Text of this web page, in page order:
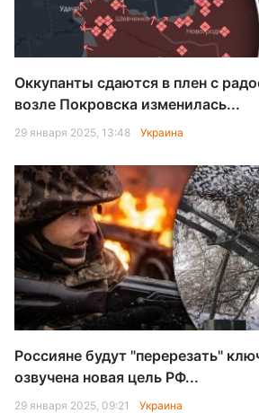
Оккупанты сдаются в плен с
возле Покровска изменилась...
29 января 2025, 13:48 Украина
Россияне будут "перерезать"
озвучена новая цель РФ...
29 января 2025, 09:21 Украина